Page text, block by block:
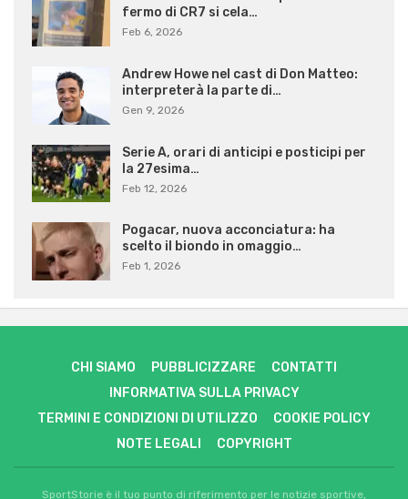
fermo di CR7 si cela…
Feb 6, 2026
Andrew Howe nel cast di Don Matteo:
interpreterà la parte di…
Gen 9, 2026
Serie A, orari di anticipi e posticipi per
la 27esima…
Feb 12, 2026
Pogacar, nuova acconciatura: ha
scelto il biondo in omaggio…
Feb 1, 2026
CHI SIAMO PUBBLICIZZARE
CONTATTI
INFORMATIVA SULLA PRIVACY
TERMINI E CONDIZIONI DI UTILIZZO
COOKIE POLICY
NOTE LEGALI
COPYRIGHT
SportStorie è il tuo punto di riferimento per le notizie sportive,